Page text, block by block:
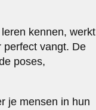
kennen, werkt
perfect vangt. De
poses,
je mensen in hun